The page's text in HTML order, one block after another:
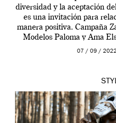
diversidad y la aceptación
es una invitación para
manera positiva. Campaña
Modelos Paloma y Ama
outfit, cada07 / 09 /